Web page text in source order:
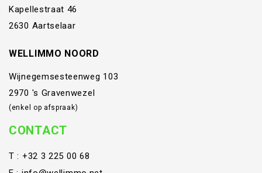
Kapellestraat 46
2630 Aartselaar
WELLIMMO NOORD
Wijnegemsesteenweg 103
2970 's Gravenwezel
(enkel op afspraak)
CONTACT
T : +32 3 225 00 68